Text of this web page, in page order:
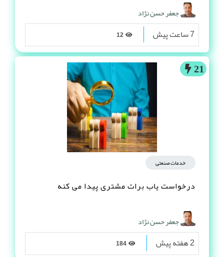
جعفر حسن نژاد
7 ساعت پیش
21
خدمات صنعتی
درخواست یاب برات مشتری پیدا می کنه
جعفر حسن نژاد
2 هفته پیش